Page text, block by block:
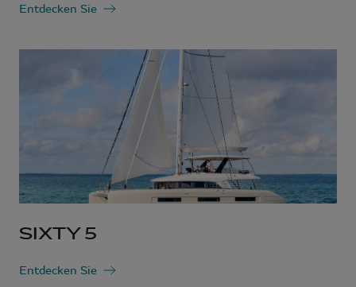
Entdecken Sie
SIXTY 5
Entdecken Sie